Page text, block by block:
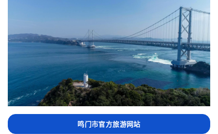
鸣门市官方旅游网站